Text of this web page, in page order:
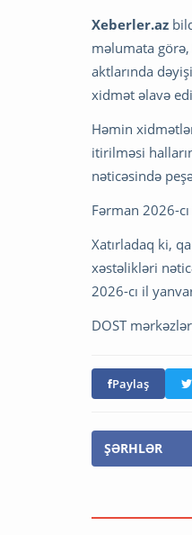
Xeberler.az
məlumata
aktlarında
xidmət əlavə
Həmin
itirilməsi
nəticəsində
Fərman 2026-
Xatırladaq ki,
xəstəlikləri
2026-cı il
DOST
Paylaş
ŞƏRHLƏR